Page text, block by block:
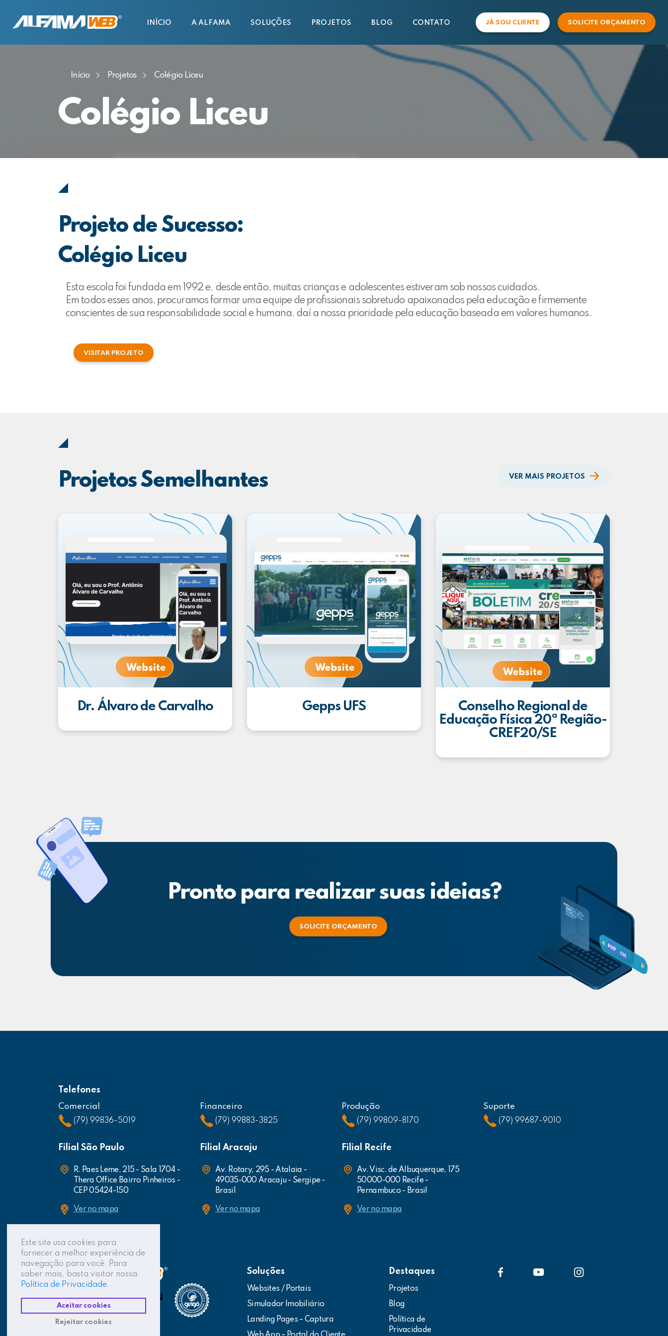
INÍCIO A ALFAMA SOLUÇÕES PROJETOS BLOG CONTATO JÁ SOU CLIENTE SOLICITE ORÇAMENTO
COMERCIAL
SUPORTE
Início Projetos Colégio Liceu
Colégio Liceu
Projeto de Sucesso:
Colégio Liceu
Esta escola foi fundada em 1992 e, desde então, muitas crianças e adolescentes estiveram sob nossos cuidados.
Em todos esses anos, procuramos formar uma equipe de profissionais sobretudo apaixonados pela educação e firmemente
conscientes de sua responsabilidade social e humana, daí a nossa prioridade pela educação baseada em valores humanos.
VISITAR PROJETO
Projetos Semelhantes VER MAIS PROJETOS
Dr. Álvaro de Carvalho Gepps UFS
Conselho Regional de
Educação Física 20ª Região-
CREF20/SE
Pronto para realizar suas ideias?
SOLICITE ORÇAMENTO
Este site usa cookies para
fornecer a melhor experiência de
navegação para você. Para
saber mais, basta visitar nossa
Política de Privacidade.
Aceitar cookies
Rejeitar cookies
Telefones
Comercial
(79) 99836-5019
Financeiro
(79) 99883-3825
Produção
(79) 99809-8170
Suporte
(79) 99687-9010
Filial São Paulo
R. Paes Leme, 215 - Sala 1704 -
Thera Office Bairro Pinheiros -
CEP 05424-150
Ver no mapa
Filial Aracaju
Av. Rotary, 295 - Atalaia -
49035-000 Aracaju - Sergipe -
Brasil
Ver no mapa
Filial Recife
Av. Visc. de Albuquerque, 175
50000-000 Recife -
Pernambuco - Brasil
Ver no mapa
Soluções
Websites / Portais
Simulador Imobiliário
Landing Pages – Captura
Destaques
Projetos
Blog
Política de
Privacidade